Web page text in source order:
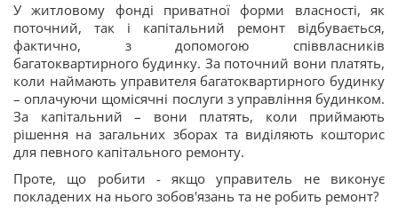
У житловому фонді приватної форми власності, як
поточний, так і капітальний ремонт відбувається,
фактично, з допомогою співвласників
багатоквартирного будинку. За поточний вони платять,
коли наймають управителя багатоквартирного будинку
– оплачуючи щомісячні послуги з управління будинком.
За капітальний – вони платять, коли приймають
рішення на загальних зборах та виділяють кошторис
для певного капітального ремонту.
Проте, що робити - якщо управитель не виконує
покладених на нього зобов'язань та не робить ремонт?